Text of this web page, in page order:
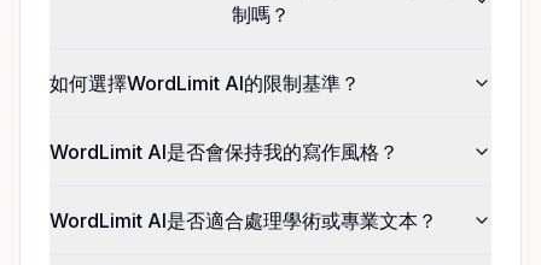
制嗎？
如何選擇WordLimit AI的限制基準？
WordLimit AI是否會保持我的寫作風格？
WordLimit AI是否適合處理學術或專業文本？